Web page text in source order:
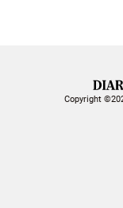
Copyright